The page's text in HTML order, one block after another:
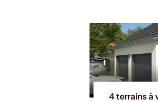
4 terrains à